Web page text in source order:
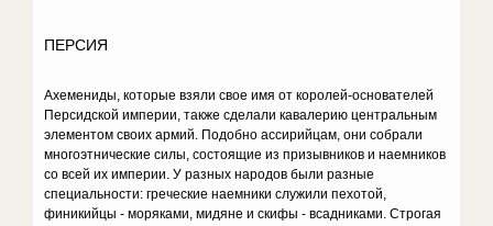
ПЕРСИЯ
Ахемениды, которые взяли свое имя от королей-основателей
Персидской империи, также сделали кавалерию центральным
элементом своих армий. Подобно ассирийцам, они собрали
многоэтнические силы, состоящие из призывников и наемников
со всей их империи. У разных народов были разные
специальности: греческие наемники служили пехотой,
финикийцы - моряками, мидяне и скифы - всадниками. Строгая